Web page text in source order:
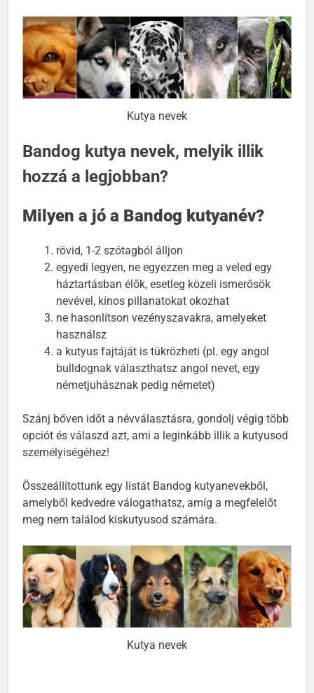
Kutya nevek
Bandog kutya nevek, melyik illik
hozzá a legjobban?
Milyen a jó a Bandog kutyanév?
rövid, 1-2 szótagból álljon
egyedi legyen, ne egyezzen meg a veled egy
háztartásban élők, esetleg közeli ismerősök
nevével, kínos pillanatokat okozhat
ne hasonlítson vezényszavakra, amelyeket
használsz
a kutyus fajtáját is tükrözheti (pl. egy angol
bulldognak választhatsz angol nevet, egy
németjuhásznak pedig németet)
Szánj bőven időt a névválasztásra, gondolj végig több
opciót és válaszd azt, ami a leginkább illik a kutyusod
személyiségéhez!
Összeállítottunk egy listát Bandog kutyanevekből,
amelyből kedvedre válogathatsz, amíg a megfelelőt
meg nem találod kiskutyusod számára.
Kutya nevek